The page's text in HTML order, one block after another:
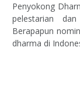
Penyokong
pelestarian
Berapapun
dharma di